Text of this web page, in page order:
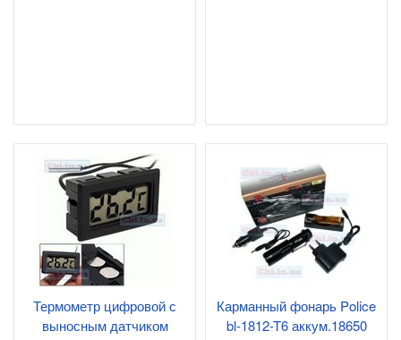
Термометр цифровой с
выносным датчиком
Карманный фонарь Police
bl-1812-T6 аккум.18650